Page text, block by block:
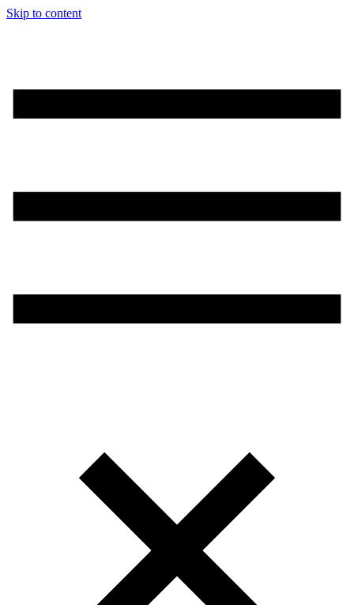
Skip to content